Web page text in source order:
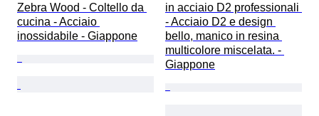
Zebra Wood - Coltello da
cucina - Acciaio
inossidabile - Giappone
in acciaio D2 professionali
- Acciaio D2 e design
bello, manico in resina
multicolore miscelata. -
Giappone